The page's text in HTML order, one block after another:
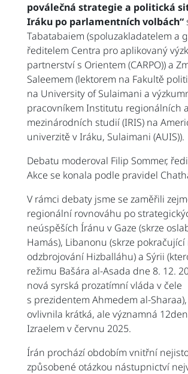
poválečná strategie a politická
Iráku po parlamentních volbách“
Tabatabaiem (spoluzakladatelem a
ředitelem Centra pro aplikovaný
partnerství s Orientem (CARPO)) a
Saleemem (lektorem na Fakultě
na University of Sulaimani a
pracovníkem Institutu regionálních a
mezinárodních studií (IRIS) na
univerzitě v Iráku, Sulaimani (AUIS)).
Debatu moderoval Filip Sommer,
Akce se konala podle pravidel
V rámci debaty jsme se zaměřili
regionální rovnováhu po
neúspěších Íránu v Gaze (skrze
Hamás), Libanonu (skrze
odzbrojování Hizballáhu) a Sýrii
režimu Bašára al-Asada dne 8. 12.
nová syrská prozatímní vláda v čele
s prezidentem Ahmedem al-
ovlivnila krátká, ale významná
Izraelem v červnu 2025.
Írán prochází obdobím vnitřní
způsobené otázkou nástupnictví